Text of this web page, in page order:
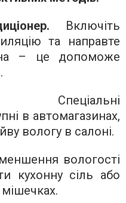
Включіть
та направте
– це допоможе
в автомагазинах,
вологу в салоні.
вологості
кухонну сіль або